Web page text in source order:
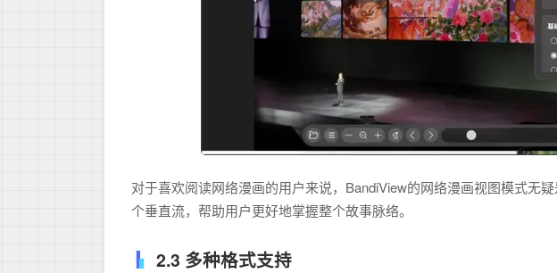
对于喜欢阅读网络漫画的用户来说，BandiView的网络漫画视图模式无
个垂直流，帮助用户更好地掌握整个故事脉络。
2.3 多种格式支持